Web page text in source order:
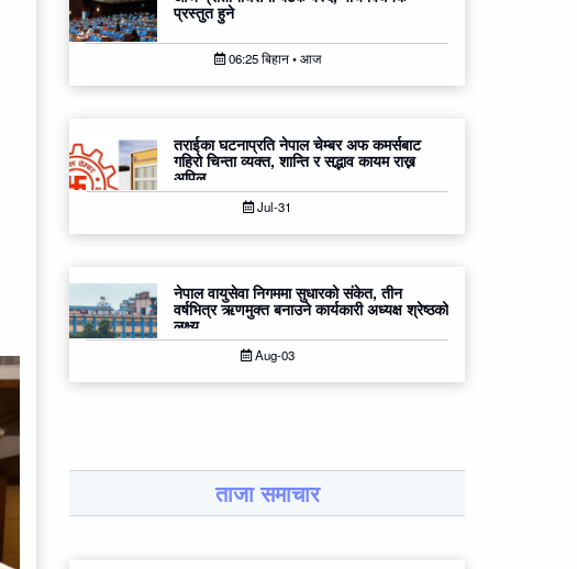
प्रस्तुत हुने
06:25 बिहान • आज
तराईका घटनाप्रति नेपाल चेम्बर अफ कमर्सबाट
गहिरो चिन्ता व्यक्त, शान्ति र सद्भाव कायम राख्न
अपिल
Jul-31
नेपाल वायुसेवा निगममा सुधारको संकेत, तीन
वर्षभित्र ऋणमुक्त बनाउने कार्यकारी अध्यक्ष श्रेष्ठको
लक्ष्य
Aug-03
ताजा समाचार